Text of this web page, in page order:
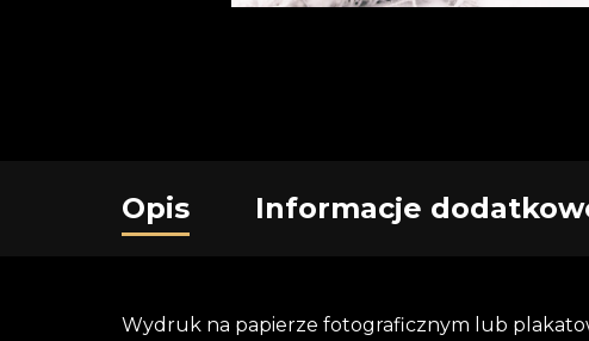
Opis Informacje
Wydruk na papierze fotograficznym lub